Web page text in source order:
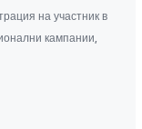
на участник в
кампании,